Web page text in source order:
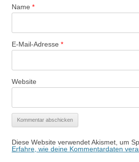
Name *
E-Mail-Adresse *
Website
Diese Website verwendet Akismet, um
Erfahre, wie deine Kommentardaten